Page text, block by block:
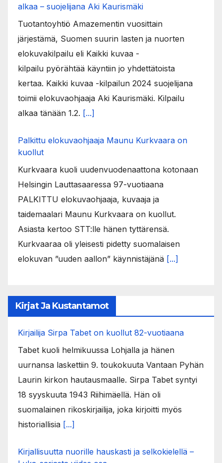
alkaa – suojelijana Aki Kaurismäki
Tuotantoyhtiö Amazementin vuosittain
järjestämä, Suomen suurin lasten ja nuorten
elokuvakilpailu eli Kaikki kuvaa -
kilpailu pyörähtää käyntiin jo yhdettätoista
kertaa. Kaikki kuvaa -kilpailun 2024 suojelijana
toimii elokuvaohjaaja Aki Kaurismäki. Kilpailu
alkaa tänään 1.2. [...]
Palkittu elokuvaohjaaja Maunu Kurkvaara on
kuollut
Kurkvaara kuoli uudenvuodenaattona kotonaan
Helsingin Lauttasaaressa 97-vuotiaana
PALKITTU elokuvaohjaaja, kuvaaja ja
taidemaalari Maunu Kurkvaara on kuollut.
Asiasta kertoo STT:lle hänen tyttärensä.
Kurkvaaraa oli yleisesti pidetty suomalaisen
elokuvan ”uuden aallon” käynnistäjänä [...]
Kirjat Ja Kustantamot
Kirjailija Sirpa Tabet on kuollut 82-vuotiaana
Tabet kuoli helmikuussa Lohjalla ja hänen
uurnansa laskettiin 9. toukokuuta Vantaan Pyhän
Laurin kirkon hautausmaalle. Sirpa Tabet syntyi
18 syyskuuta 1943 Riihimäellä. Hän oli
suomalainen rikoskirjailija, joka kirjoitti myös
historiallisia [...]
Kirjallisuutta nuorille hauskasti ja selkokielellä –